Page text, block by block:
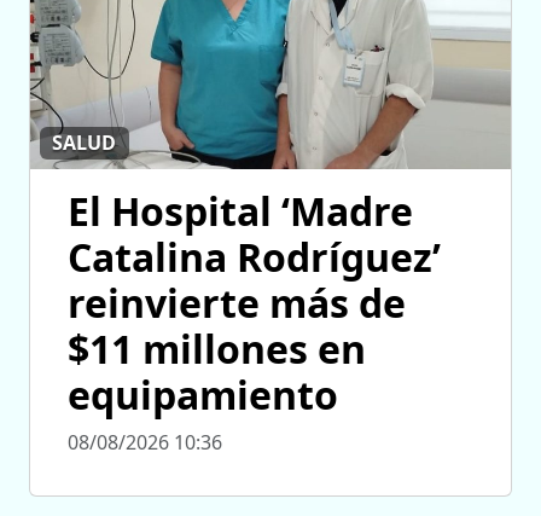
SALUD
El Hospital ‘Madre
Catalina Rodríguez’
reinvierte más de
$11 millones en
equipamiento
08/08/2026 10:36